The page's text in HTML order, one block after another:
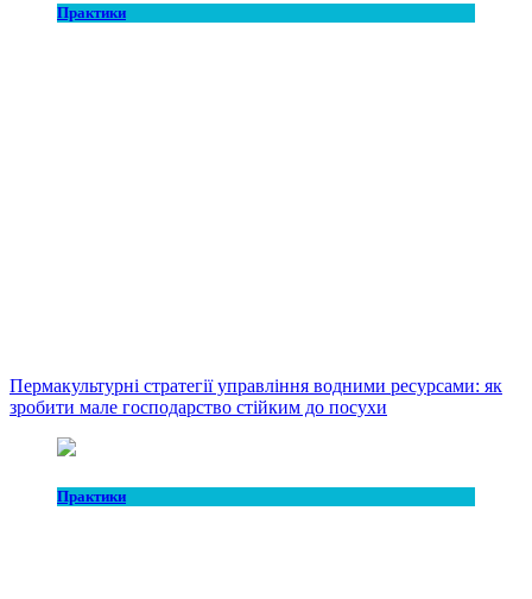
Практики
Пермакультурні стратегії управління водними ресурсами: як
зробити мале господарство стійким до посухи
Практики